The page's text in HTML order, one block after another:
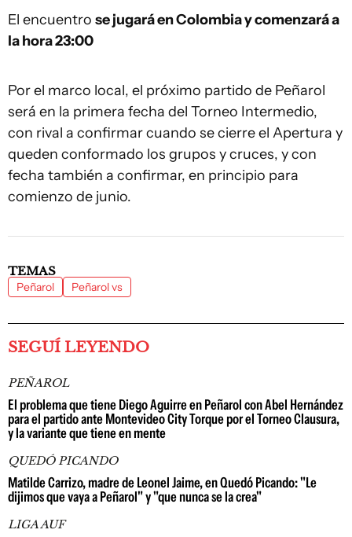
El encuentro se jugará en Colombia y comenzará a
la hora 23:00
Por el marco local, el próximo partido de Peñarol
será en la primera fecha del Torneo Intermedio,
con rival a confirmar cuando se cierre el Apertura y
queden conformado los grupos y cruces, y con
fecha también a confirmar, en principio para
comienzo de junio.
TEMAS
Peñarol Peñarol vs
SEGUÍ LEYENDO
PEÑAROL
El problema que tiene Diego Aguirre en Peñarol con Abel Hernández
para el partido ante Montevideo City Torque por el Torneo Clausura,
y la variante que tiene en mente
QUEDÓ PICANDO
Matilde Carrizo, madre de Leonel Jaime, en Quedó Picando: "Le
dijimos que vaya a Peñarol" y "que nunca se la crea"
LIGA AUF